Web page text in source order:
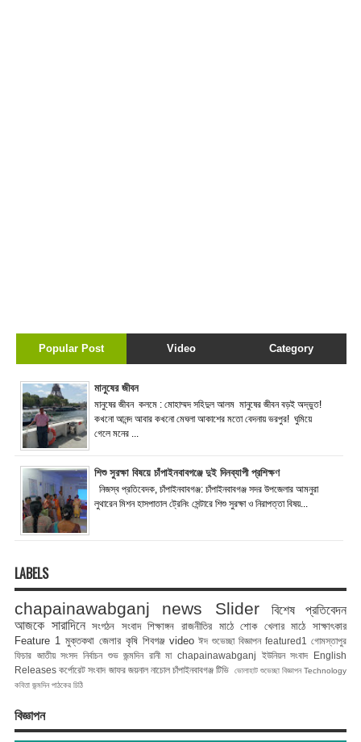
Popular Post Video Category
মানুষের জীবন
মানুষের জীবন কলমে : মোহাম্মদ সহিদুল আলম মানুষের জীবন বড়ই অদ্ভুত!
কখনো আনন্দ আবার কখনো মেঘলা আকাশের মতো বেদনায় ভরপুর! ঘুমিয়ে
গেলে মনের ...
শিশু সুরক্ষা বিষয়ে চাঁপাইনবাবগঞ্জে দুই দিনব্যাপী প্রশিক্ষণ
নিজস্ব প্রতিবেদক, চাঁপাইনবাবগঞ্জ: চাঁপাইনবাবগঞ্জ সদর উপজেলার আমনুরা
লুথারেন মিশন হাসপাতাল ট্রেনিং সেন্টারে শিশু সুরক্ষা ও নিরাপত্তা বিষয়...
LABELS
chapainawabganj news Slider
বিশেষ প্রতিবেদন
আজকে সারাদিনে সংগঠন সংবাদ শিক্ষাঙ্গন রাজনীতির মাঠে শোক খেলার মাঠে
সাক্ষাৎকার
Feature 1 মুক্তকথা জেলার কৃষি শিবগঞ্জ video ঈদ শুভেচ্ছা বিজ্ঞাপন featured1
গোমস্তাপুর
ফিচার জাতীয় সংসদ নির্বাচন শুভ জন্মদিন রানী মা chapainawabganj ইউনিয়ন সংবাদ English
Releases কর্পোরেট সংবাদ জাফর জয়নাল নাচোল চাঁপাইনবাবগঞ্জ টিভি ভোলাহাট শুভেচ্ছা বিজ্ঞাপন Technology
কবিতা জন্মদিন পাঠকের চিঠি
বিজ্ঞাপন